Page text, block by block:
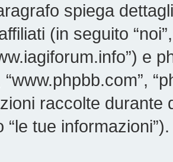
spiega
(in seguito
e
“www.phpbb.com”,
raccolte durante
“le tue informazioni”).